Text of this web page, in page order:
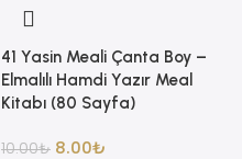
41 Yasin Meali Çanta Boy –
Elmalılı Hamdi Yazır Meal
Kitabı (80 Sayfa)
10.00₺ 8.00₺